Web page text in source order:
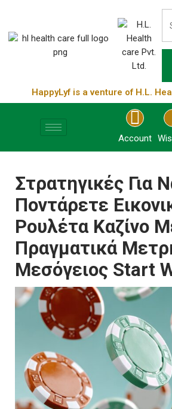
HappyLyf is a venture of H.L.
Account
Στρατηγικές Για
Ποντάρετε
Ρουλέτα Καζίνο
Πραγματικά
Μεσόγειος Start